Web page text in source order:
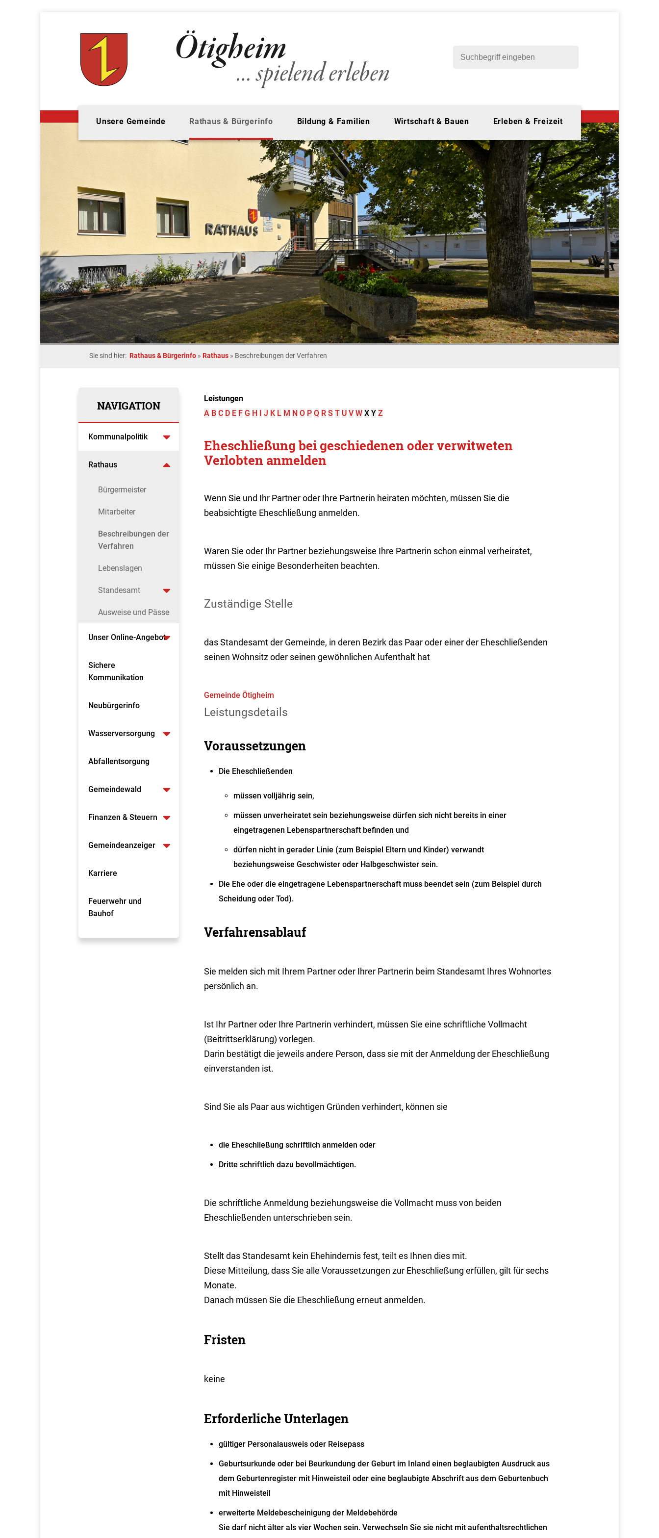
Unsere Gemeinde Rathaus & Bürgerinfo Bildung & Familien Wirtschaft & Bauen Erleben & Freizeit
Sie sind hier: Rathaus & Bürgerinfo » Rathaus » Beschreibungen der Verfahren
NAVIGATION
Kommunalpolitik
Rathaus
Bürgermeister
Mitarbeiter
Beschreibungen der
Verfahren
Lebenslagen
Standesamt
Ausweise und Pässe
Unser Online-Angebot
Sichere
Kommunikation
Neubürgerinfo
Wasserversorgung
Abfallentsorgung
Gemeindewald
Finanzen & Steuern
Gemeindeanzeiger
Karriere
Feuerwehr und
Bauhof
Leistungen
A B C D E F G H I J K L M N O P Q R S T U V W X Y Z
Eheschließung bei geschiedenen oder verwitweten
Verlobten anmelden
Wenn Sie und Ihr Partner oder Ihre Partnerin heiraten möchten, müssen Sie die
beabsichtigte Eheschließung anmelden.
Waren Sie oder Ihr Partner beziehungsweise Ihre Partnerin schon einmal verheiratet,
müssen Sie einige Besonderheiten beachten.
Zuständige Stelle
das Standesamt der Gemeinde, in deren Bezirk das Paar oder einer der Eheschließenden
seinen Wohnsitz oder seinen gewöhnlichen Aufenthalt hat
Gemeinde Ötigheim
Leistungsdetails
Voraussetzungen
Die Eheschließenden
müssen volljährig sein,
müssen unverheiratet sein beziehungsweise dürfen sich nicht bereits in einer
eingetragenen Lebenspartnerschaft befinden und
dürfen nicht in gerader Linie (zum Beispiel Eltern und Kinder) verwandt
beziehungsweise Geschwister oder Halbgeschwister sein.
Die Ehe oder die eingetragene Lebenspartnerschaft muss beendet sein (zum Beispiel durch
Scheidung oder Tod).
Verfahrensablauf
Sie melden sich mit Ihrem Partner oder Ihrer Partnerin beim Standesamt Ihres Wohnortes
persönlich an.
Ist Ihr Partner oder Ihre Partnerin verhindert, müssen Sie eine schriftliche Vollmacht
(Beitrittserklärung) vorlegen.
Darin bestätigt die jeweils andere Person, dass sie mit der Anmeldung der Eheschließung
einverstanden ist.
Sind Sie als Paar aus wichtigen Gründen verhindert, können sie
die Eheschließung schriftlich anmelden oder
Dritte schriftlich dazu bevollmächtigen.
Die schriftliche Anmeldung beziehungsweise die Vollmacht muss von beiden
Eheschließenden unterschrieben sein.
Stellt das Standesamt kein Ehehindernis fest, teilt es Ihnen dies mit.
Diese Mitteilung, dass Sie alle Voraussetzungen zur Eheschließung erfüllen, gilt für sechs
Monate.
Danach müssen Sie die Eheschließung erneut anmelden.
Fristen
keine
Erforderliche Unterlagen
gültiger Personalausweis oder Reisepass
Geburtsurkunde oder bei Beurkundung der Geburt im Inland einen beglaubigten Ausdruck aus
dem Geburtenregister mit Hinweisteil oder eine beglaubigte Abschrift aus dem Geburtenbuch
mit Hinweisteil
erweiterte Meldebescheinigung der Meldebehörde
Sie darf nicht älter als vier Wochen sein. Verwechseln Sie sie nicht mit aufenthaltsrechtlichen